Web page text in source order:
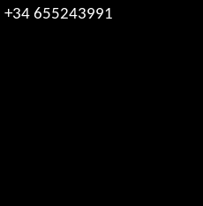
+34 655243991